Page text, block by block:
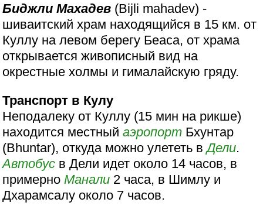
Биджли Махадев (Bijli mahadev) -
шиваитский храм находящийся в 15 км. от
Куллу на левом берегу Беаса, от храма
открывается живописный вид на
окрестные холмы и гималайскую гряду.
Транспорт в Кулу
Неподалеку от Куллу (15 мин на рикше)
находится местныйаэропорт Бхунтар
(Bhuntar), откуда можно улететь вДели.
Автобус в Дели идет около 14 часов, в
примерноМанали 2 часа, в Шимлу и
Дхарамсалу около 7 часов.